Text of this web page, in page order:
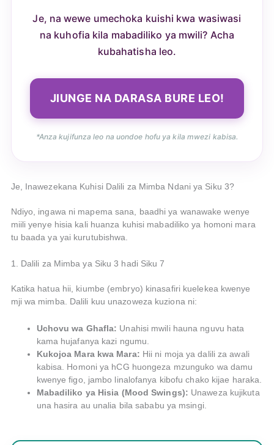
Je, na wewe umechoka kuishi kwa wasiwasi
na kuhofia kila mabadiliko ya mwili? Acha
kubahatisha leo.
JIUNGE NA DARASA BURE LEO!
*Anza kujifunza leo na uondoe hofu ya kila mwezi kabisa.
Je, Inawezekana Kuhisi Dalili za Mimba Ndani ya Siku 3?
Ndiyo, ingawa ni mapema sana, baadhi ya wanawake wenye
miili yenye hisia kali huanza kuhisi mabadiliko ya homoni mara
tu baada ya yai kurutubishwa.
1. Dalili za Mimba ya Siku 3 hadi Siku 7
Katika hatua hii, kiumbe (embryo) kinasafiri kuelekea kwenye
mji wa mimba. Dalili kuu unazoweza kuziona ni:
Uchovu wa Ghafla: Unahisi mwili hauna nguvu hata
kama hujafanya kazi ngumu.
Kukojoa Mara kwa Mara: Hii ni moja ya dalili za awali
kabisa. Homoni ya hCG huongeza mzunguko wa damu
kwenye figo, jambo linalofanya kibofu chako kijae haraka.
Mabadiliko ya Hisia (Mood Swings): Unaweza kujikuta
una hasira au unalia bila sababu ya msingi.